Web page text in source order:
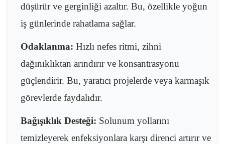
düşürür ve gerginliği azaltır. Bu, özellikle yoğun
iş günlerinde rahatlama sağlar.
Odaklanma: Hızlı nefes ritmi, zihni
dağınıklıktan arındırır ve konsantrasyonu
güçlendirir. Bu, yaratıcı projelerde veya karmaşık
görevlerde faydalıdır.
Bağışıklık Desteği: Solunum yollarını
temizleyerek enfeksiyonlara karşı direnci artırır ve